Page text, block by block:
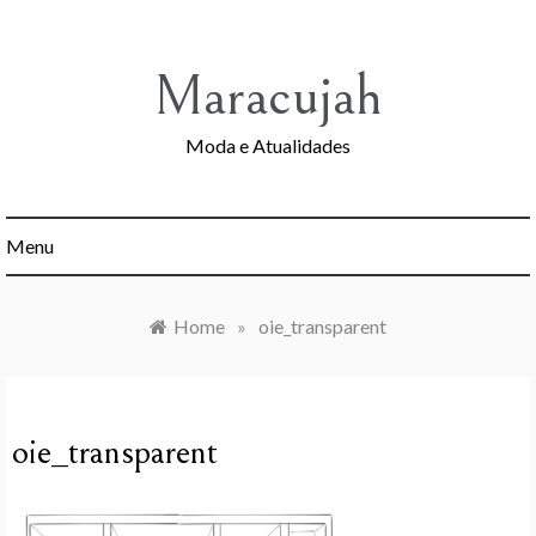
Maracujah
Moda e Atualidades
Menu
Home » oie_transparent
oie_transparent